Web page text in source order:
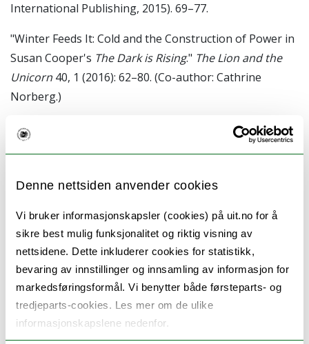
Denne nettsiden anvender cookies
Vi bruker informasjonskapsler (cookies) på uit.no for å
sikre best mulig funksjonalitet og riktig visning av
nettsidene. Dette inkluderer cookies for statistikk,
bevaring av innstillinger og innsamling av informasjon for
markedsføringsformål. Vi benytter både førsteparts- og
tredjeparts-cookies. Les mer om de ulike
informasjonskapslene nedenfor.
International Publishing, 2015). 69–77.
"Winter Feeds It: Cold and the Construction of Power in
Susan Cooper's The Dark is Rising." The Lion and the
Unicorn 40, 1 (2016): 62–80. (Co-author: Cathrine
Norberg.)
Elin Haugdal
"Campus Breivika – et regionalistisk landskap i
"Landemerker og stedsidentitet." In Hanne Hammer
Stien ed.,
Vit at jeg elsker deg – om kunst og sted
(Stamsund: Orkana Akademisk, 2014). 100–9.
"Boligblokker i hardt klima. Hesteskoblokka i
Hammerfest og Ormen långe i Svappavaara."